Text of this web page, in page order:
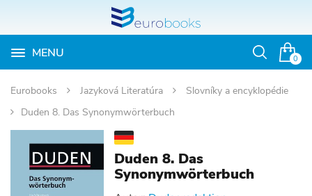
0
MENU
Otvoriť
Eurobooks Jazyková Literatúra
Slovníky a encyklopédie
Duden 8. Das Synonymwörterbuch
Duden 8. Das
Synonymwörterbuch